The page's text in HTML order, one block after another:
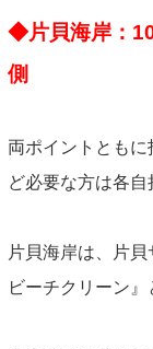
◆片貝海岸：
側
両ポイントとも
ど必要な方は各自
片貝海岸は、片
ビーチクリーン